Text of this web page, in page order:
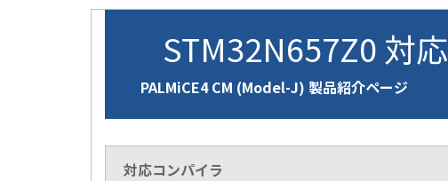
STM32N657Z0 対応
PALMiCE4 CM (Model-J) 製品紹介ページ
対応コンパイラ